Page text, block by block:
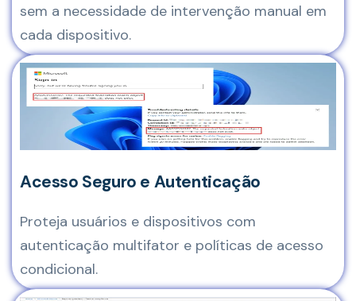
sem a necessidade de intervenção manual em
cada dispositivo.
Acesso Seguro e Autenticação
Proteja usuários e dispositivos com
autenticação multifator e políticas de acesso
condicional.